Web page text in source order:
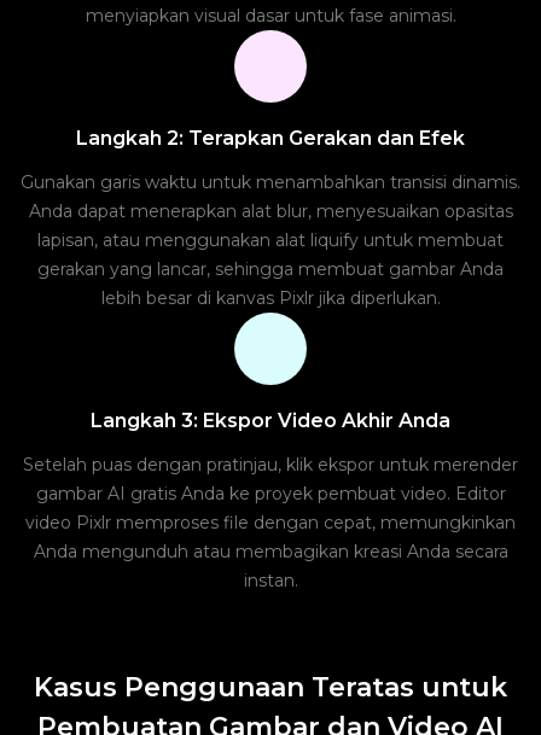
menyiapkan visual dasar untuk fase animasi.
Langkah 2: Terapkan Gerakan dan Efek
Gunakan garis waktu untuk menambahkan transisi dinamis.
Anda dapat menerapkan alat blur, menyesuaikan opasitas
lapisan, atau menggunakan alat liquify untuk membuat
gerakan yang lancar, sehingga membuat gambar Anda
lebih besar di kanvas Pixlr jika diperlukan.
Langkah 3: Ekspor Video Akhir Anda
Setelah puas dengan pratinjau, klik ekspor untuk merender
gambar AI gratis Anda ke proyek pembuat video. Editor
video Pixlr memproses file dengan cepat, memungkinkan
Anda mengunduh atau membagikan kreasi Anda secara
instan.
Kasus Penggunaan Teratas untuk
Pembuatan Gambar dan Video AI